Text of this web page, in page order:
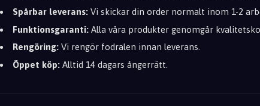
Spårbar leverans: Vi skickar din order normalt inom 1-2
Funktionsgaranti: Alla våra produkter genomgår
Rengöring: Vi rengör fodralen innan leverans.
Öppet köp: Alltid 14 dagars ångerrätt.